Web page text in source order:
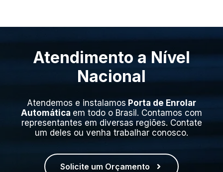
Atendimento a Nível
Nacional
Atendemos e instalamos Porta de Enrolar
Automática em todo o Brasil. Contamos com
representantes em diversas regiões. Contate
um deles ou venha trabalhar conosco.
Solicite um Orçamento